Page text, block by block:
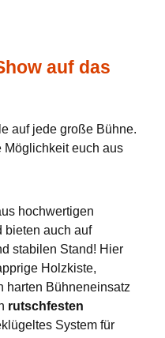
auf das
auf jede große Bühne.
Möglichkeit euch aus
hochwertigen
bieten auch auf
stabilen Stand! Hier
Holzkiste,
harten Bühneneinsatz
rutschfesten
System für